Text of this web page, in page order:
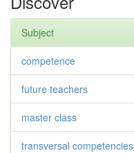
Subject
competence
future teachers
master class
transversal competencies